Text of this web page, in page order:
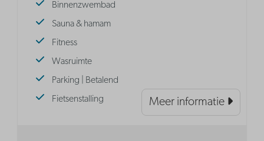
Binnenzwembad
Sauna & hamam
Fitness
Wasruimte
Parking | Betalend
Fietsenstalling
Meer informatie